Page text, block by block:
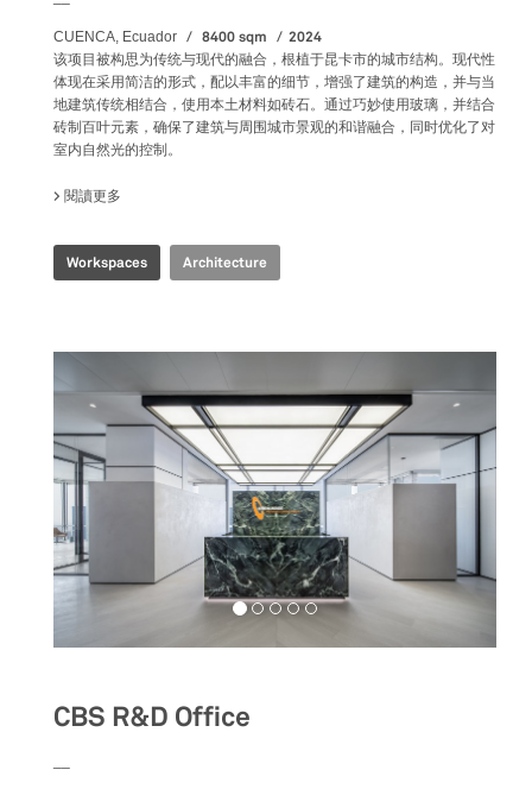
CUENCA, Ecuador 8400 sqm 2024
该项目被构思为传统与现代的融合，根植于昆卡市的城市结构。现代性
体现在采用简洁的形式，配以丰富的细节，增强了建筑的构造，并与当
地建筑传统相结合，使用本土材料如砖石。通过巧妙使用玻璃，并结合
砖制百叶元素，确保了建筑与周围城市景观的和谐融合，同时优化了对
室内自然光的控制。
閱讀更多
Workspaces Architecture
CBS R&D Office